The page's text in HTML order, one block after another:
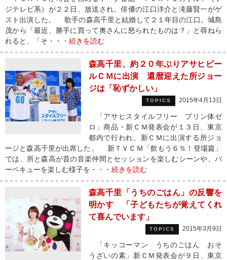
ジテレビ系）が２２日、放送され、俳優の江口洋介と滝藤賢一がゲ
スト出演した。 歌手の森高千里と結婚して２１年目の江口。城島
茂から「最近、勝手に買って奥さんに怒られたものは？」と尋ねら
れると、「そ・・・ 続きを読む
森高千里、約２０年ぶりアサヒビー
ルＣＭに出演 還暦迎えた所ジョー
ジは「恥ずかしい」
TOPICS 2015年4月13日
「アサヒスタイルフリー プリン体ゼ
ロ」商品・新ＣＭ発表会が１３日、東京
都内で行われ、新ＣＭに出演する所ジョ
ージと森高千里が出席した。 新ＴＶＣＭ「飲もう６％！登場篇」
では、所と森高が昔の音楽仲間とセッションを楽しむシーンや、バ
ーベキューを楽しむ様子を・・・ 続きを読む
森高千里「うちのごはん」の反響を
明かす 「子どもたちが覚えてくれ
て喜んでいます」
TOPICS 2015年3月9日
「キッコーマン うちのごはん おそ
うざいの素」新ＣＭ発表会が９日、東京